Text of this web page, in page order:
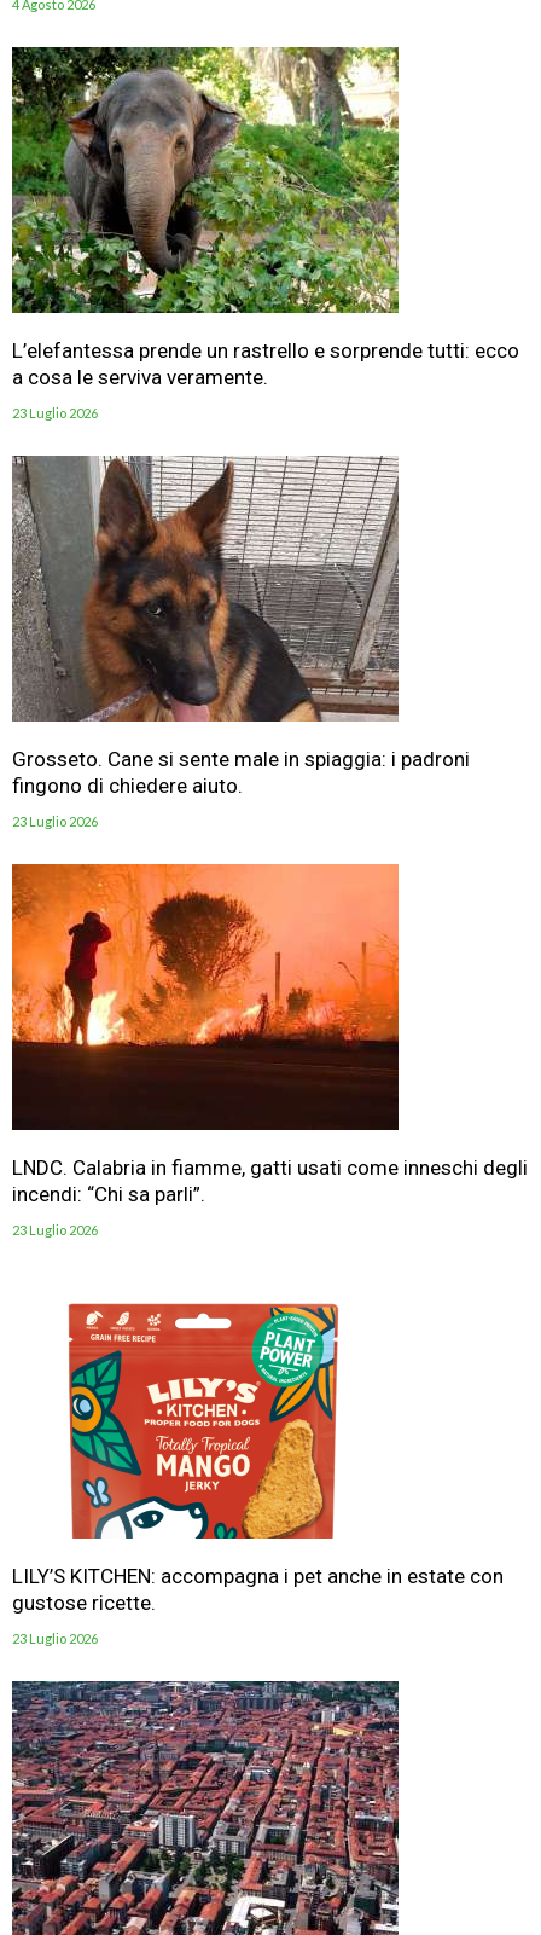
4 Agosto 2026
L’elefantessa prende un rastrello e sorprende tutti: ecco
a cosa le serviva veramente.
23 Luglio 2026
Grosseto. Cane si sente male in spiaggia: i padroni
fingono di chiedere aiuto.
23 Luglio 2026
LNDC. Calabria in fiamme, gatti usati come inneschi degli
incendi: “Chi sa parli”.
23 Luglio 2026
LILY’S KITCHEN: accompagna i pet anche in estate con
gustose ricette.
23 Luglio 2026